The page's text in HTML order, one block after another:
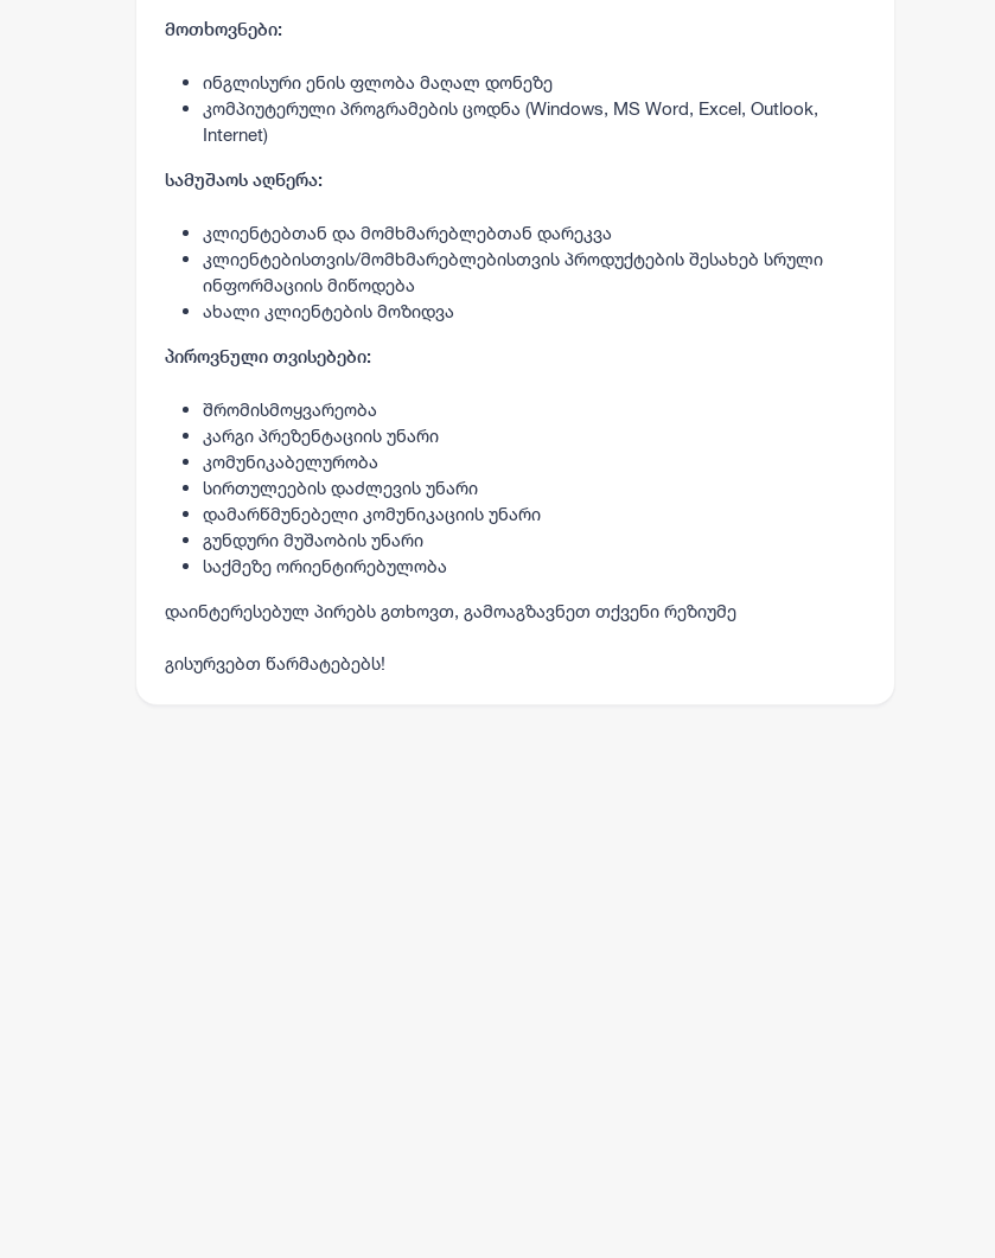
მოთხოვნები:
ინგლისური ენის ფლობა მაღალ დონეზე
კომპიუტერული პროგრამების ცოდნა (Windows, MS Word, Excel, Outlook,
Internet)
სამუშაოს აღწერა:
კლიენტებთან და მომხმარებლებთან დარეკვა
კლიენტებისთვის/მომხმარებლებისთვის პროდუქტების შესახებ სრული
ინფორმაციის მიწოდება
ახალი კლიენტების მოზიდვა
პიროვნული თვისებები:
შრომისმოყვარეობა
კარგი პრეზენტაციის უნარი
კომუნიკაბელურობა
სირთულეების დაძლევის უნარი
დამარწმუნებელი კომუნიკაციის უნარი
გუნდური მუშაობის უნარი
საქმეზე ორიენტირებულობა
დაინტერესებულ პირებს გთხოვთ, გამოაგზავნეთ თქვენი რეზიუმე
გისურვებთ წარმატებებს!